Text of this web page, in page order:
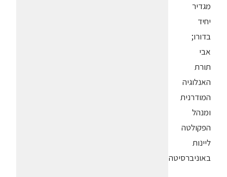
מגדיר
יחיד
בדורו;
אבי
תורת
האנלוגיה
המודרנית
ומנהל
הפקולטה
ליינות
באוניברסיטה.